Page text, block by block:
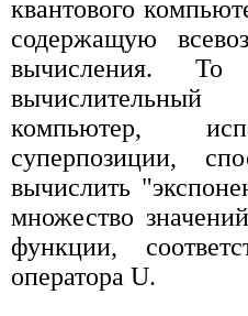
квантового
содержащую
вычисления.
компьютер,
суперпозиции,
вычислить
множество
функции,
оператора U.